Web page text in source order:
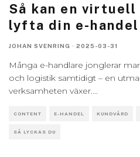
Så kan en
lyfta din e-handel
JOHAN SVENRING · 2025-03-31
Många e-handlare jonglerar
och logistik samtidigt – en
verksamheten växer....
CONTENT E-HANDEL KUNDVÅRD
SÅ LYCKAS DU